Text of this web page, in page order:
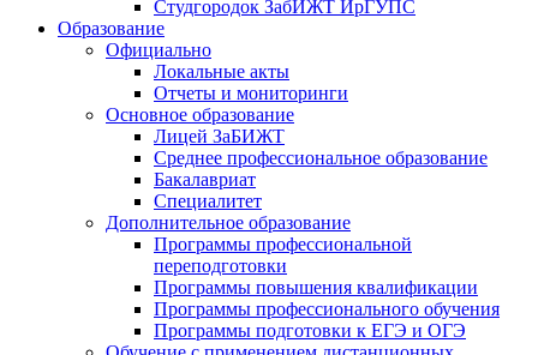
Студгородок ЗабИЖТ ИрГУПС
Образование
Официально
Локальные акты
Отчеты и мониторинги
Основное образование
Лицей ЗаБИЖТ
Среднее профессиональное образование
Бакалавриат
Специалитет
Дополнительное образование
Программы профессиональной
переподготовки
Программы повышения квалификации
Программы профессионального обучения
Программы подготовки к ЕГЭ и ОГЭ